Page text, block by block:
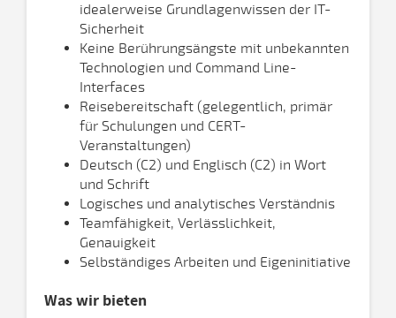
idealerweise Grundlagenwissen der IT-
Sicherheit
Keine Berührungsängste mit unbekannten
Technologien und Command Line-
Interfaces
Reisebereitschaft (gelegentlich, primär
für Schulungen und CERT-
Veranstaltungen)
Deutsch (C2) und Englisch (C2) in Wort
und Schrift
Logisches und analytisches Verständnis
Teamfähigkeit, Verlässlichkeit,
Genauigkeit
Selbständiges Arbeiten und Eigeninitiative
Was wir bieten